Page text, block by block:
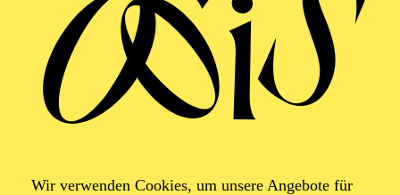
Wir verwenden Cookies, um unsere Angebote für